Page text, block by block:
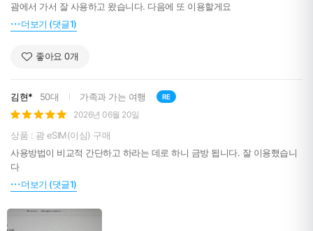
괌에서 가서 잘 사용하고 왔습니다. 다음에 또 이용할게요
더보기 (댓글1)
좋아요 0개
김현* 50대 가족과 가는 여행 RE
2026년 06월 20일
상품 : 괌 eSIM(이심) 구매
사용방법이 비교적 간단하고 하라는 데로 하니 금방 됩니다. 잘 이용했습니
다
더보기 (댓글1)